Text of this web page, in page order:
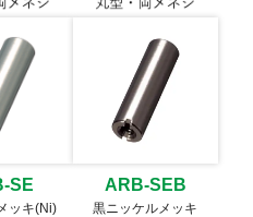
SE
ッキ(Ni)
ARB-SEB
黒ニッケルメッキ